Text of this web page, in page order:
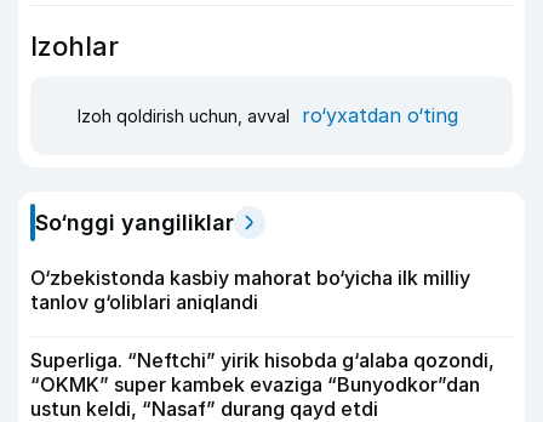
Izohlar
Izoh qoldirish uchun, avval ro‘yxatdan o‘ting
So‘nggi yangiliklar
O‘zbekistonda kasbiy mahorat bo‘yicha ilk milliy
tanlov g‘oliblari aniqlandi
Superliga. “Neftchi” yirik hisobda g‘alaba qozondi,
“OKMK” super kambek evaziga “Bunyodkor”dan
ustun keldi, “Nasaf” durang qayd etdi